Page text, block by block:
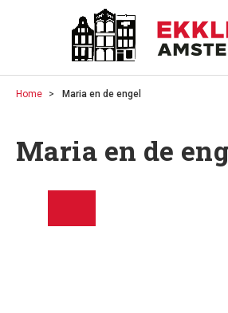
Home Maria en de engel
Maria en de